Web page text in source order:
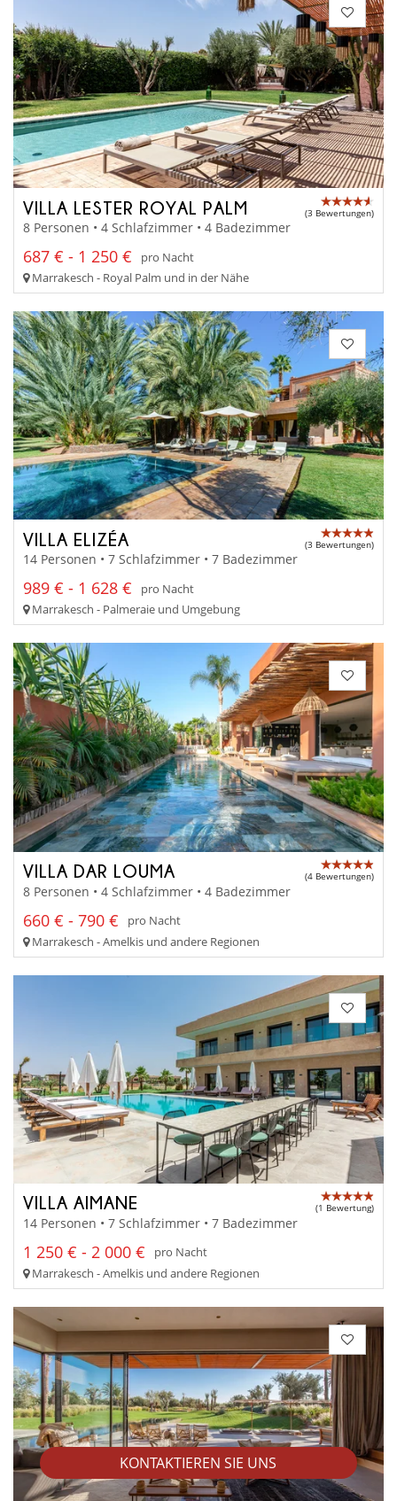
KONTAKTIEREN SIE UNS
VILLA LESTER ROYAL PALM (3 Bewertungen)
8 Personen • 4 Schlafzimmer • 4 Badezimmer
687 € - 1 250 €
pro Nacht
Marrakesch - Royal Palm und in der Nähe
VILLA ELIZÉA (3 Bewertungen)
14 Personen • 7 Schlafzimmer • 7 Badezimmer
989 € - 1 628 €
pro Nacht
Marrakesch - Palmeraie und Umgebung
VILLA DAR LOUMA (4 Bewertungen)
8 Personen • 4 Schlafzimmer • 4 Badezimmer
660 € - 790 €
pro Nacht
Marrakesch - Amelkis und andere Regionen
VILLA AIMANE (1 Bewertung)
14 Personen • 7 Schlafzimmer • 7 Badezimmer
1 250 € - 2 000 €
pro Nacht
Marrakesch - Amelkis und andere Regionen